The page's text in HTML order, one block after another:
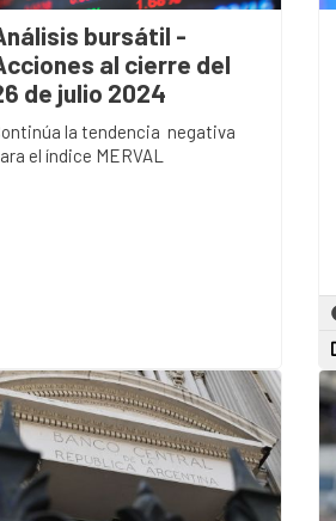
bursátil -
al cierre del
de julio 2024
la tendencia negativa
el índice MERVAL